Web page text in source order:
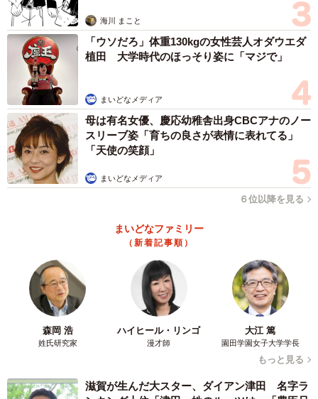
重量オーバーによる警報ではなく、警備員のとっさの判断
によるサイレン発動だったが、警官からは「（雑踏事故を
防ぐことができて）結果的に良かった」と言われたとい
う。
また、商店街を挟むマルイ2階と南側の建物をつなぐブリッ
ジは、二つの建物に高低差があるため、もともと折れ曲が
ったように傾いている。桂事務局長は「傾斜のある橋を見
上げた人が『たわんでいる』とビックリしたんじゃない
か」「人が集まり、橋が揺れていたことも影響したと思
海川 まこと
「ウソだろ」体重130kgの女性芸人オダウエダ
植田 大学時代のほっそり姿に「マジで」
まいどなメディア
母は有名女優、慶応幼稚舎出身CBCアナのノー
スリーブ姿「育ちの良さが表情に表れてる」
「天使の笑顔」
まいどなメディア
６位以降を見る
まいどなファミリー
（新着記事順）
森岡 浩
姓氏研究家
ハイヒール・リンゴ
漫才師
大江 篤
園田学園女子大学学長
もっと見る
滋賀が生んだ大スター、ダイアン津田 名字ラ